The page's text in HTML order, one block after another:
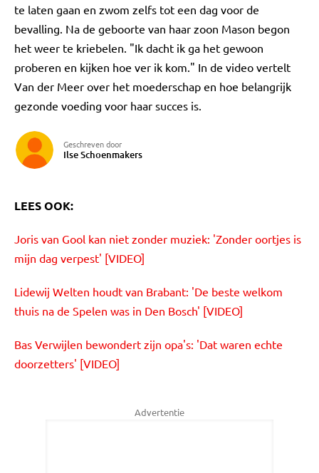
te laten gaan en zwom zelfs tot een dag voor de
bevalling. Na de geboorte van haar zoon Mason begon
het weer te kriebelen. "Ik dacht ik ga het gewoon
proberen en kijken hoe ver ik kom." In de video vertelt
Van der Meer over het moederschap en hoe belangrijk
gezonde voeding voor haar succes is.
Geschreven door
Ilse Schoenmakers
LEES OOK:
Joris van Gool kan niet zonder muziek: 'Zonder oortjes is
mijn dag verpest' [VIDEO]
Lidewij Welten houdt van Brabant: 'De beste welkom
thuis na de Spelen was in Den Bosch' [VIDEO]
Bas Verwijlen bewondert zijn opa's: 'Dat waren echte
doorzetters' [VIDEO]
Advertentie